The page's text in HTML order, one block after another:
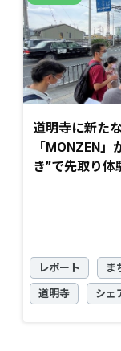
道明寺に新た
「MONZEN
き”で先取り体
レポート ま
道明寺 シェ